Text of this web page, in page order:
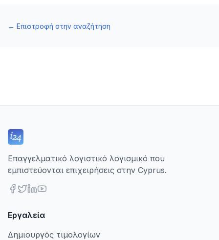
← Επιστροφή στην αναζήτηση
Επαγγελματικό λογιστικό λογισμικό που
εμπιστεύονται επιχειρήσεις στην Cyprus.
Εργαλεία
Δημιουργός τιμολογίων